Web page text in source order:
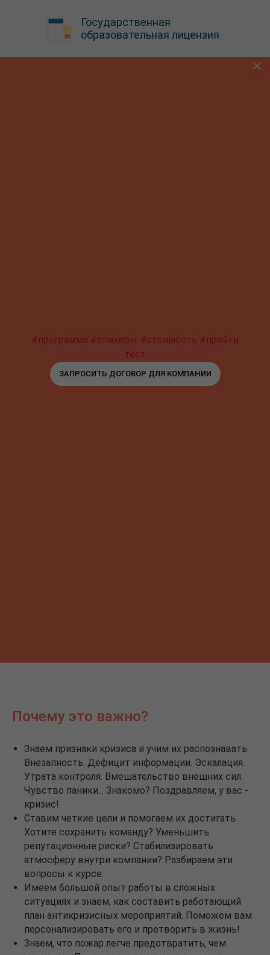
Государственная
образовательная лицензия
#программа #спикеры #стоимость #пройти
тест
ЗАПРОСИТЬ ДОГОВОР ДЛЯ КОМПАНИИ
Почему это важно?
Знаем признаки кризиса и учим их распознавать.
Внезапность. Дефицит информации. Эскалация.
Утрата контроля. Вмешательство внешних сил.
Чувство паники... Знакомо? Поздравляем, у вас -
кризис!
Ставим четкие цели и помогаем их достигать.
Хотите сохранить команду? Уменьшить
репутационные риски? Стабилизировать
атмосферу внутри компании? Разбираем эти
вопросы к курсе.
Имеем большой опыт работы в сложных
ситуациях и знаем, как составить работающий
план антикризисных мероприятий. Поможем вам
персонализировать его и претворить в жизнь!
Знаем, что пожар легче предотвратить, чем